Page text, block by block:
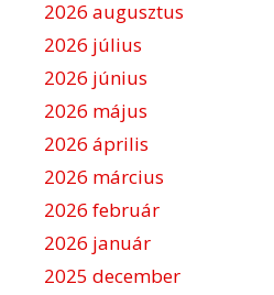
2026 augusztus
2026 július
2026 június
2026 május
2026 április
2026 március
2026 február
2026 január
2025 december